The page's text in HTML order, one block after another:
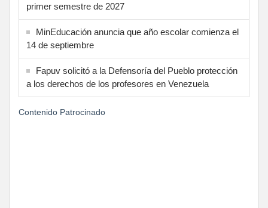
primer semestre de 2027
MinEducación anuncia que año escolar comienza el
14 de septiembre
Fapuv solicitó a la Defensoría del Pueblo protección
a los derechos de los profesores en Venezuela
Contenido Patrocinado